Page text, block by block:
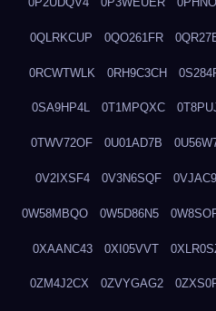
0QLRKCUP 0QO261FR
0RCWTWLK 0RH9C3CH
0SA9HP4L 0T1MPQXC
0TWV72OF 0U01AD7B
0V2IXSF4 0V3N6SQF
0W58MBQO 0W5D86N5
0XAANC43 0XI05VVT
0ZM4J2CX 0ZVYGAG2